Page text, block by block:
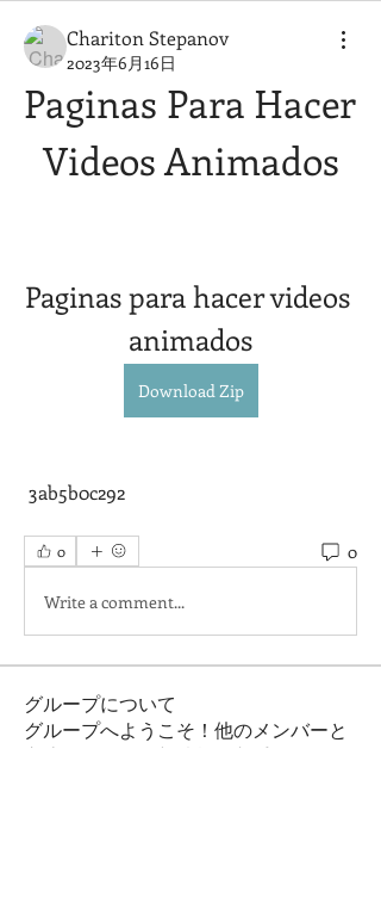
Chariton Stepanov
2023年6月16日
Paginas Para Hacer
Videos Animados
Paginas para hacer videos
animados
Download Zip
3ab5b0c292
0 0
Write a comment...
グループについて
グループへようこそ！他のメンバーと
交流したり、最新情報を入手したり、